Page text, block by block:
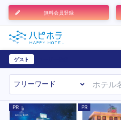
無料会員登録
ゲスト
PR PR